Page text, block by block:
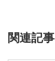
関連記事